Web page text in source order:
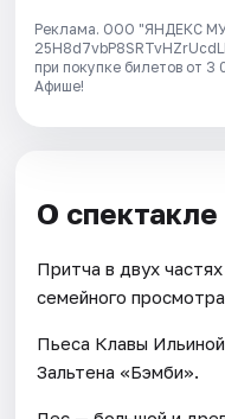
Реклама. ООО "ЯНДЕКС
при покупке билетов от
Афише!
О спектакле
Притча в двух
семейного просмотра
Пьеса Клавы
Зальтена «Бэмби».